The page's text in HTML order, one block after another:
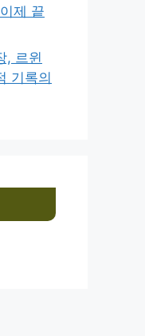
제 끝
, 르윈
기록의